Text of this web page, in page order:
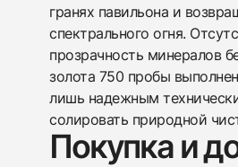
гранях павильона и
спектрального огня.
прозрачность минералов
золота 750 пробы
лишь надежным
солировать природной
Покупка и